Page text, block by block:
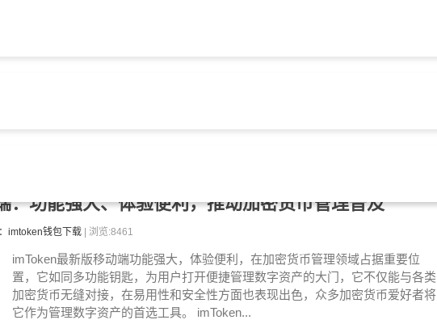
：功能强大、体验便利，推动加密货币管理普及
imtoken钱包下载 | 浏览:8461
imToken最新版移动端功能强大，体验便利，在加密货币管理领域占据重要位
置，它如同多功能钥匙，为用户打开便捷管理数字资产的大门，它不仅能与各类
加密货币无缝对接，在易用性和安全性方面也表现出色，众多加密货币爱好者将
它作为管理数字资产的首选工具。 imToken...